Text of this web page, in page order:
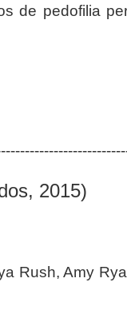
de pedofilia
2015)
Rush, Amy